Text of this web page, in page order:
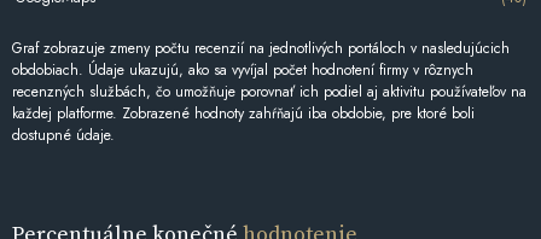
Graf zobrazuje zmeny počtu recenzií na jednotlivých portáloch v nasledujúcich
obdobiach. Údaje ukazujú, ako sa vyvíjal počet hodnotení firmy v rôznych
recenzných službách, čo umožňuje porovnať ich podiel aj aktivitu používateľov na
každej platforme. Zobrazené hodnoty zahŕňajú iba obdobie, pre ktoré boli
dostupné údaje.